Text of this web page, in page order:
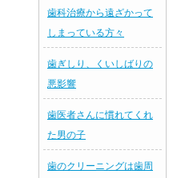
歯科治療から遠ざかって
しまっている方々
歯ぎしり、くいしばりの
悪影響
歯医者さんに慣れてくれ
た男の子
歯のクリーニングは歯周